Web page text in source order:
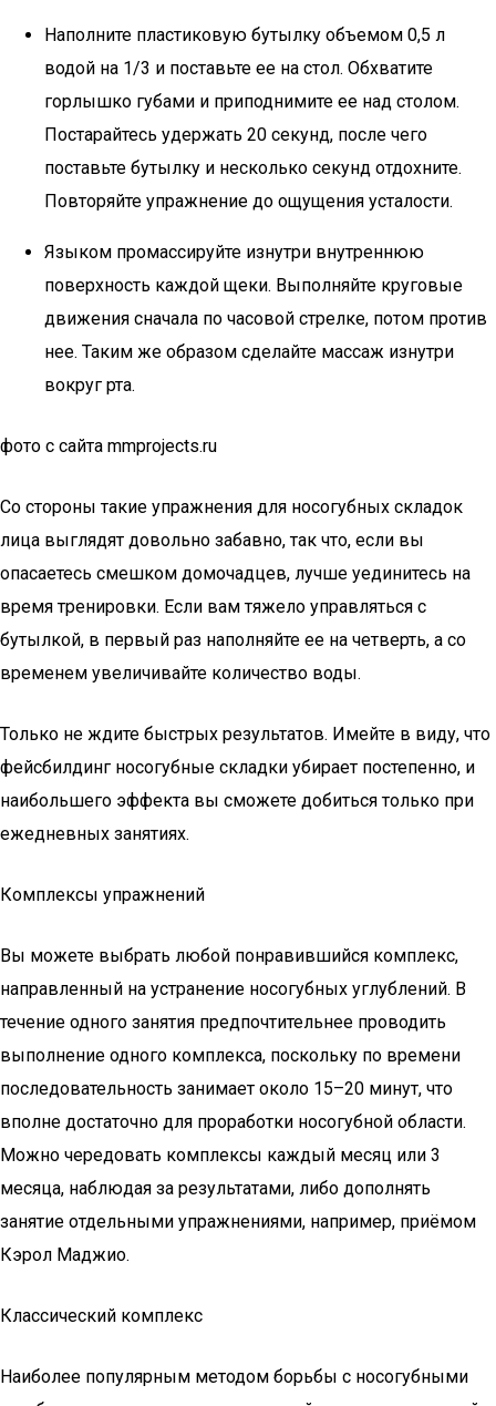
Наполните пластиковую бутылку объемом 0,5 л
водой на 1/3 и поставьте ее на стол. Обхватите
горлышко губами и приподнимите ее над столом.
Постарайтесь удержать 20 секунд, после чего
поставьте бутылку и несколько секунд отдохните.
Повторяйте упражнение до ощущения усталости.
Языком промассируйте изнутри внутреннюю
поверхность каждой щеки. Выполняйте круговые
движения сначала по часовой стрелке, потом против
нее. Таким же образом сделайте массаж изнутри
вокруг рта.
фото с сайта mmprojects.ru
Со стороны такие упражнения для носогубных складок
лица выглядят довольно забавно, так что, если вы
опасаетесь смешком домочадцев, лучше уединитесь на
время тренировки. Если вам тяжело управляться с
бутылкой, в первый раз наполняйте ее на четверть, а со
временем увеличивайте количество воды.
Только не ждите быстрых результатов. Имейте в виду, что
фейсбилдинг носогубные складки убирает постепенно, и
наибольшего эффекта вы сможете добиться только при
ежедневных занятиях.
Комплексы упражнений
Вы можете выбрать любой понравившийся комплекс,
направленный на устранение носогубных углублений. В
течение одного занятия предпочтительнее проводить
выполнение одного комплекса, поскольку по времени
последовательность занимает около 15–20 минут, что
вполне достаточно для проработки носогубной области.
Можно чередовать комплексы каждый месяц или 3
месяца, наблюдая за результатами, либо дополнять
занятие отдельными упражнениями, например, приёмом
Кэрол Маджио.
Классический комплекс
Наиболее популярным методом борьбы с носогубными